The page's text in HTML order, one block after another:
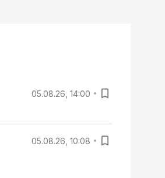
05.08.26, 14:00
05.08.26, 10:08